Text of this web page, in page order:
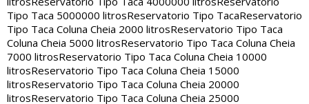
Tipo Taca 5000000 litrosReservatorio Tipo TacaReservatorio
Tipo Taca Coluna Cheia 2000 litrosReservatorio Tipo Taca
Coluna Cheia 5000 litrosReservatorio Tipo Taca Coluna Cheia
7000 litrosReservatorio Tipo Taca Coluna Cheia 10000
litrosReservatorio Tipo Taca Coluna Cheia 15000
litrosReservatorio Tipo Taca Coluna Cheia 20000
litrosReservatorio Tipo Taca Coluna Cheia 25000